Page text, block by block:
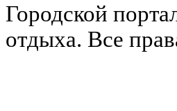
Городской
отдыха. Все